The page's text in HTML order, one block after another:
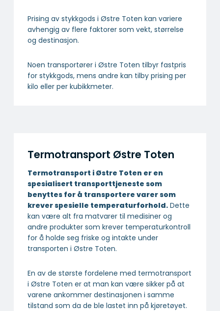
Prising av stykkgods i Østre Toten kan variere
avhengig av flere faktorer som vekt, størrelse
og destinasjon.
Noen transportører i Østre Toten tilbyr fastpris
for stykkgods, mens andre kan tilby prising per
kilo eller per kubikkmeter.
Termotransport Østre Toten
Termotransport i Østre Toten er en
spesialisert transport­tjeneste som
benyttes for å transportere varer som
krever spesielle temperatur­forhold. Dette
kan være alt fra matvarer til medisiner og
andre produkter som krever temperaturkontroll
for å holde seg friske og intakte under
transporten i Østre Toten.
En av de største fordelene med termotransport
i Østre Toten er at man kan være sikker på at
varene ankommer destinasjonen i samme
tilstand som da de ble lastet inn på kjøretøyet.